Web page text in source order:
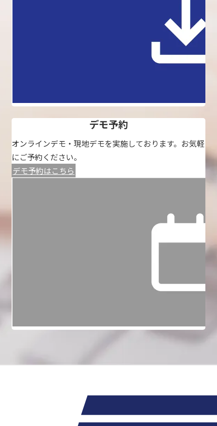
デモ予約
オンラインデモ・現地デモを実施しております。お気軽
にご予約ください。
デモ予約はこちら